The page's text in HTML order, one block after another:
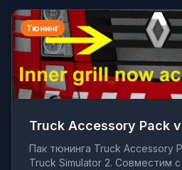
Тюнинг
Truck Accessory Pack
Пак тюнинга Truck Accessory
Truck Simulator 2. Совместим с